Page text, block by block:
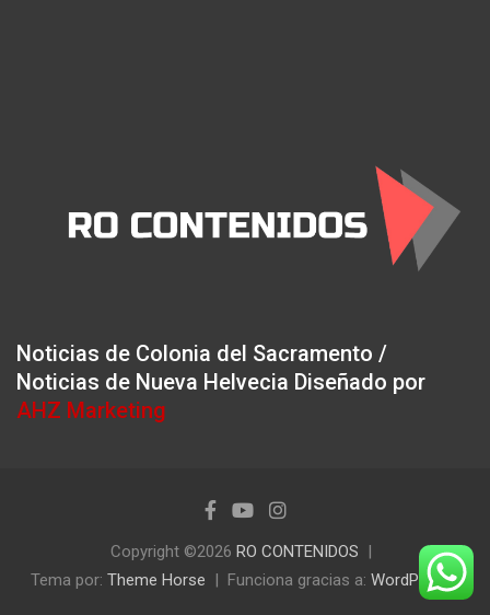
Noticias de Colonia del Sacramento /
Noticias de Nueva Helvecia Diseñado por
AHZ Marketing
Copyright ©2026 RO CONTENIDOS
Tema por: Theme Horse Funciona gracias a: WordPress